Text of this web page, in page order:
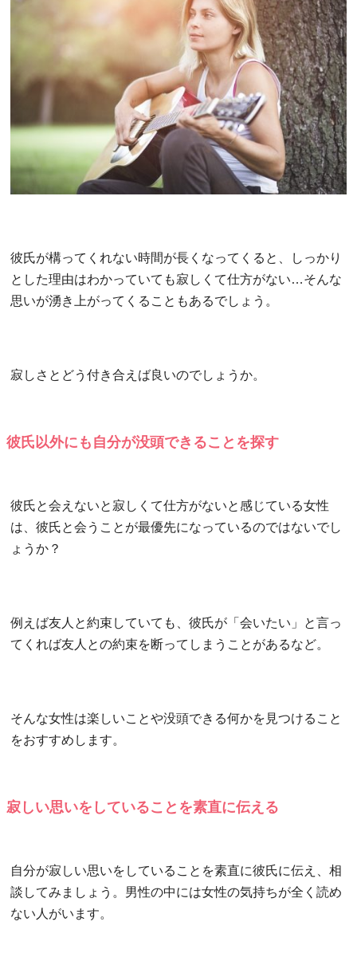
彼氏が構ってくれない時間が長くなってくると、しっかり
とした理由はわかっていても寂しくて仕方がない…そんな
思いが湧き上がってくることもあるでしょう。
寂しさとどう付き合えば良いのでしょうか。
彼氏以外にも自分が没頭できることを探す
彼氏と会えないと寂しくて仕方がないと感じている女性
は、彼氏と会うことが最優先になっているのではないでし
ょうか？
例えば友人と約束していても、彼氏が「会いたい」と言っ
てくれば友人との約束を断ってしまうことがあるなど。
そんな女性は楽しいことや没頭できる何かを見つけること
をおすすめします。
寂しい思いをしていることを素直に伝える
自分が寂しい思いをしていることを素直に彼氏に伝え、相
談してみましょう。男性の中には女性の気持ちが全く読め
ない人がいます。